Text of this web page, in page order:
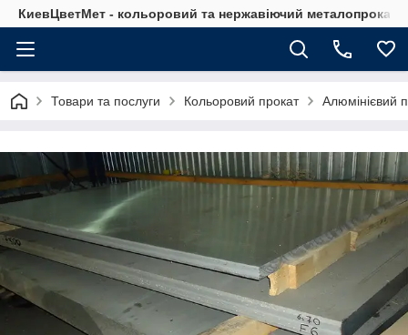
КиевЦветМет - кольоровий та нержавіючий металопрокат.
Товари та послуги Кольоровий прокат Алюмінієвий